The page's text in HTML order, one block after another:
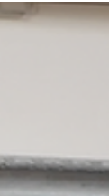
הרבנית
החיים!" |
הרבנית ימימה